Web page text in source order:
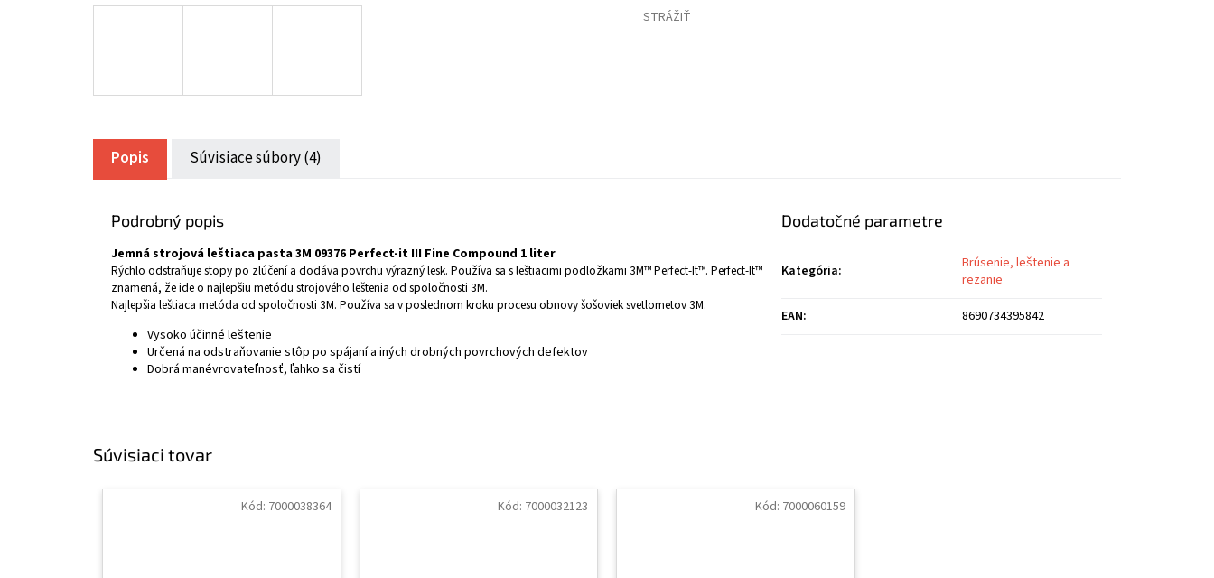
STRÁŽIŤ
Súvisiaci tovar
Kód: 7000038364 Kód: 7000032123 Kód: 7000060159
Popis Súvisiace súbory (4)
Podrobný popis
Jemná strojová leštiaca pasta 3M 09376 Perfect-it III Fine Compound 1 liter
Rýchlo odstraňuje stopy po zlúčení a dodáva povrchu výrazný lesk. Používa sa s leštiacimi podložkami 3M™ Perfect-It™. Perfect-It™
znamená, že ide o najlepšiu metódu strojového leštenia od spoločnosti 3M.
Najlepšia leštiaca metóda od spoločnosti 3M. Používa sa v poslednom kroku procesu obnovy šošoviek svetlometov 3M.
Vysoko účinné leštenie
Určená na odstraňovanie stôp po spájaní a iných drobných povrchových defektov
Dobrá manévrovateľnosť, ľahko sa čistí
Dodatočné parametre
Kategória:
Brúsenie, leštenie a
rezanie
EAN: 8690734395842